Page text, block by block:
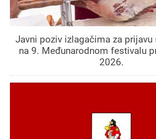
Javni poziv izlagačima za prijavu
na 9. Međunarodnom festivalu
2026.